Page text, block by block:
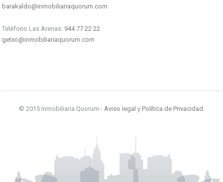
barakaldo@inmobiliariaquorum.com
Teléfono Las Arenas: 944 77 22 22
getxo@inmobiliariaquorum.com
© 2015 Inmobiliaria Quorum - Aviso legal y Política de Privacidad .